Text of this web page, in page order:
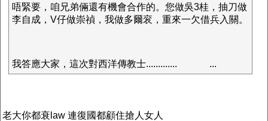
唔緊要，咱兄弟倆還有機會合作的。您做吳3桂，抽刀做
李自成，V仔做崇禎，我做多爾衮，重來一欠借兵入關。
我答應大家，這次對西洋傳教士............. ...
老大你都衰law 連復國都顧住搶人女人